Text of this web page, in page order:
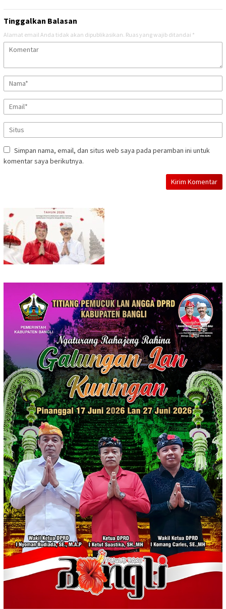
Tinggalkan Balasan
Alamat email Anda tidak akan dipublikasikan. Ruas yang wajib ditandai *
Simpan nama, email, dan situs web saya pada peramban ini untuk
komentar saya berikutnya.